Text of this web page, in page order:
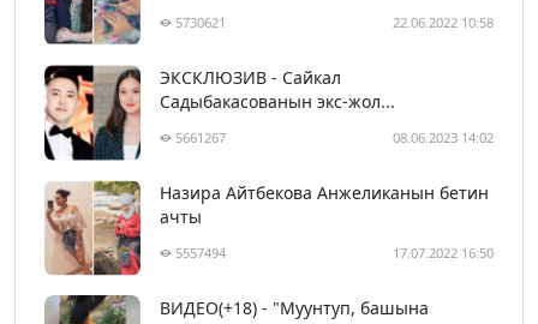
5730621 22.06.2022 10:58
ЭКСКЛЮЗИВ - Сайкал
Садыбакасованын экс-жол...
5661267 08.06.2023 14:02
Назира Айтбекова Анжеликанын бетин
ачты
5557494 17.07.2022 16:50
ВИДЕО(+18) - "Муунтуп, башына